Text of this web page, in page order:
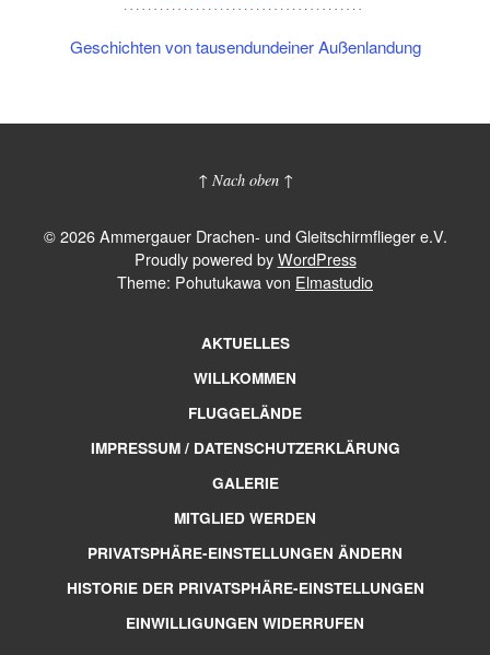
Geschichten von tausendundeiner Außenlandung
↑ Nach oben ↑
© 2026 Ammergauer Drachen- und Gleitschirmflieger e.V.
Proudly powered byWordPress
Theme: Pohutukawa von Elmastudio
AKTUELLES
WILLKOMMEN
FLUGGELÄNDE
IMPRESSUM / DATENSCHUTZERKLÄRUNG
GALERIE
MITGLIED WERDEN
PRIVATSPHÄRE-EINSTELLUNGEN ÄNDERN
HISTORIE DER PRIVATSPHÄRE-EINSTELLUNGEN
EINWILLIGUNGEN WIDERRUFEN